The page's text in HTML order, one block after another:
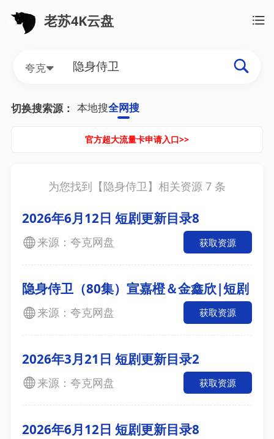
老苏4K云盘
夸克
切换搜索源： 本地搜全网搜
官方超大流量卡申请入口>>
为您找到【隐身侍卫】相关资源 7 条
2026年6月12日 短剧更新目录8
来源：夸克网盘 获取资源
隐身侍卫（80集）宣嘉橙＆金鑫欣|短剧
来源：夸克网盘 获取资源
2026年3月21日 短剧更新目录2
来源：夸克网盘 获取资源
2026年6月12日 短剧更新目录8